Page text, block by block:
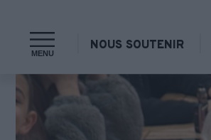
MENU
NOUS SOUTENIR